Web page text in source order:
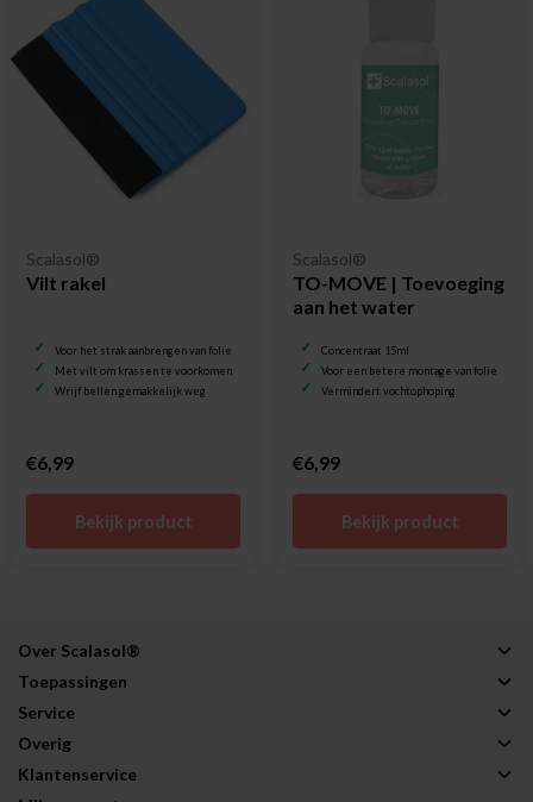
Scalasol®
Vilt rakel
Voor het strak aanbrengen van folie
Met vilt om krassen te voorkomen
Wrijf bellen gemakkelijk weg
€6,99
Bekijk product
Scalasol®
TO-MOVE | Toevoeging
aan het water
Concentraat 15ml
Voor een betere montage van folie
Vermindert vochtophoping
€6,99
Bekijk product
Over Scalasol®
Toepassingen
Service
Overig
Klantenservice